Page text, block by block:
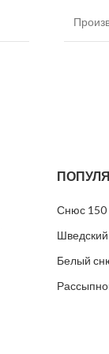
Грамм
Снюс 150
Белый